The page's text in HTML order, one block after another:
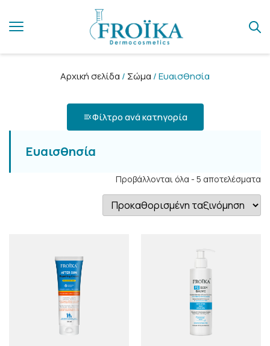
Αρχική σελίδα / Σώμα / Ευαισθησία
Φίλτρο ανά κατηγορία
Ευαισθησία
Προβάλλονται όλα - 5 αποτελέσματα